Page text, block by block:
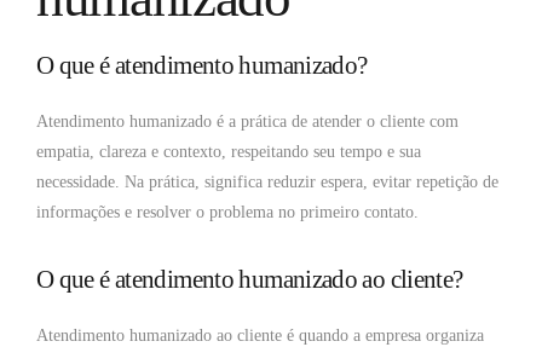
O que é atendimento humanizado?
Atendimento humanizado é a prática de atender o cliente com
empatia, clareza e contexto, respeitando seu tempo e sua
necessidade. Na prática, significa reduzir espera, evitar repetição de
informações e resolver o problema no primeiro contato.
O que é atendimento humanizado ao cliente?
Atendimento humanizado ao cliente é quando a empresa organiza